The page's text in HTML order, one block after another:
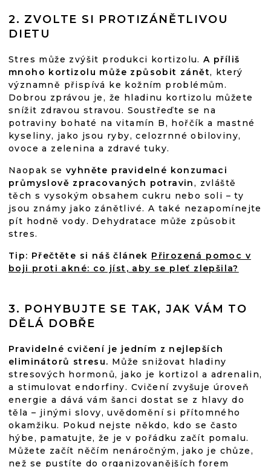
2. ZVOLTE SI PROTIZÁNĚTLIVOU
DIETU
Stres může zvýšit produkci kortizolu.A příliš
mnoho kortizolu může způsobit zánět, který
významně přispívá ke kožním problémům.
Dobrou zprávou je, že hladinu kortizolu můžete
snížit zdravou stravou. Soustřeďte se na
potraviny bohaté na vitamín B, hořčík a mastné
kyseliny, jako jsou ryby, celozrnné obiloviny,
ovoce a zelenina a zdravé tuky.
Naopak se vyhněte pravidelné konzumaci
průmyslově zpracovaných potravin, zvláště
těch s vysokým obsahem cukru nebo soli – ty
jsou známy jako zánětlivé. A také nezapomínejte
pít hodně vody. Dehydratace může způsobit
stres.
Tip: Přečtěte si náš článek Přirozená pomoc v
boji proti akné: co jíst, aby se pleť zlepšila?
3. POHYBUJTE SE TAK, JAK VÁM TO
DĚLÁ DOBŘE
Pravidelné cvičení je jedním z nejlepších
eliminátorů stresu. Může snižovat hladiny
stresových hormonů, jako je kortizol a adrenalin,
a stimulovat endorfiny. Cvičení zvyšuje úroveň
energie a dává vám šanci dostat se z hlavy do
těla – jinými slovy, uvědomění si přítomného
okamžiku. Pokud nejste někdo, kdo se často
hýbe, pamatujte, že je v pořádku začít pomalu.
Můžete začít něčím nenáročným, jako je chůze,
než se pustíte do organizovanějších forem